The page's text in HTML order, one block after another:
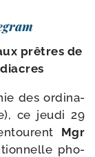
prêtres de
des ordi­na­
ce jeu­di 29
Mgr
pho­